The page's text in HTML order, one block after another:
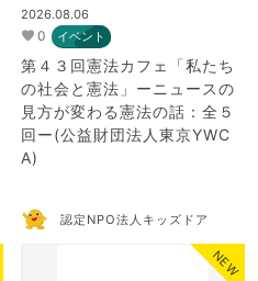
2026.08.06
0 イベント
第４３回憲法カフェ「私たち
の社会と憲法」ーニュースの
見方が変わる憲法の話：全５
回ー(公益財団法人東京YWC
A)
認定NPO法人キッズドア
NEW